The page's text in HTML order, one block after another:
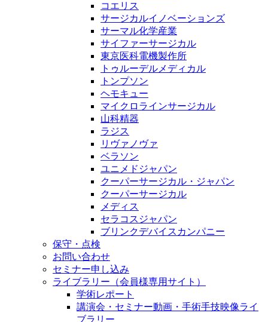
コエリス
サージカルイノベーションズ
サーマル化学産業
サイファーサージカル
東京医科電機製作所
トゥルーデルメディカル
トンプソン
ヘモキュー
マイクロラインサージカル
山科精器
ラジス
リヴァノヴァ
ベラソン
ユニメドジャパン
クーパーサージカル・ジャパン
クーパーサージカル
メディス
セラコスジャパン
ブリンクデバイスカンパニー
保守・点検
お問い合わせ
セミナー申し込み
ライブラリー（会員様専用サイト）
学術レポート
講演会・セミナー動画・手術手技映像ライ
ブラリー